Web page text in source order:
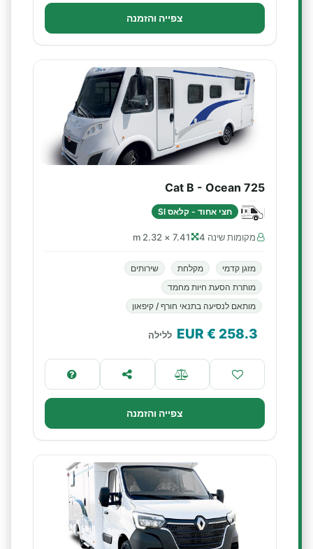
צפייה והזמנה
Cat B - Ocean 725
חצי אחוד - קלאס SI
מקומות שינה 4 7.41 × 2.32 m
מזגן קדמי מקלחת
שירותים
מותרת הסעת חיות מחמד
מותאם לנסיעה בתנאי חורף / קיפאון
258.3
€ EUR ללילה
צפייה והזמנה